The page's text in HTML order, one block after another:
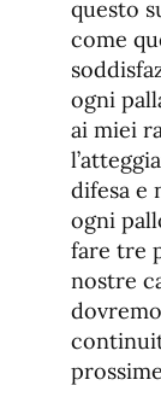
questo
come
ogni
ai miei
difesa e
ogni
fare tre
nostre